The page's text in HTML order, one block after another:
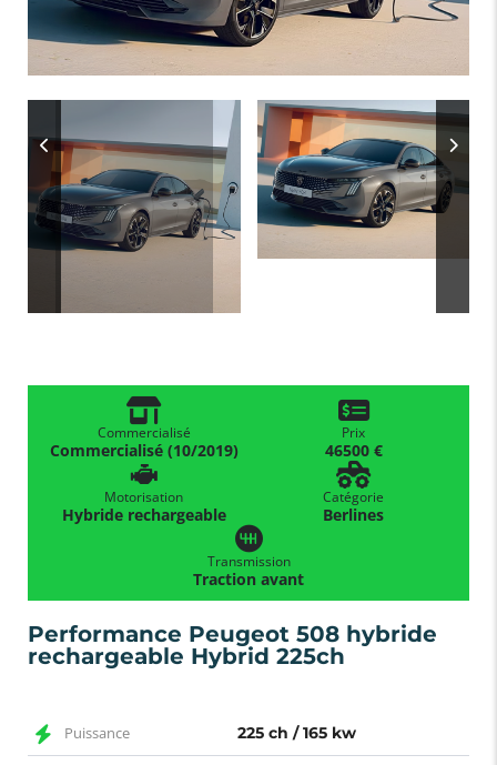
Commercialisé
Commercialisé (10/2019)
Prix
46500 €
Motorisation
Hybride rechargeable
Catégorie
Berlines
Transmission
Traction avant
Performance Peugeot 508 hybride
rechargeable Hybrid 225ch
Puissance 225 ch / 165 kw